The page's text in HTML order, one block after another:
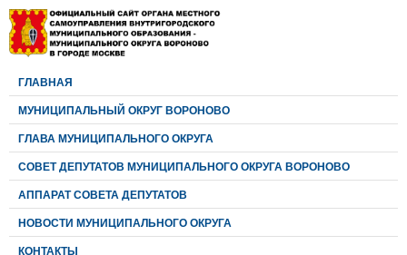
ГЛАВНАЯ
МУНИЦИПАЛЬНЫЙ ОКРУГ ВОРОНОВО
ГЛАВА МУНИЦИПАЛЬНОГО ОКРУГА
CОВЕТ ДЕПУТАТОВ МУНИЦИПАЛЬНОГО ОКРУГА ВОРОНОВО
АППАРАТ СОВЕТА ДЕПУТАТОВ
НОВОСТИ МУНИЦИПАЛЬНОГО ОКРУГА
КОНТАКТЫ